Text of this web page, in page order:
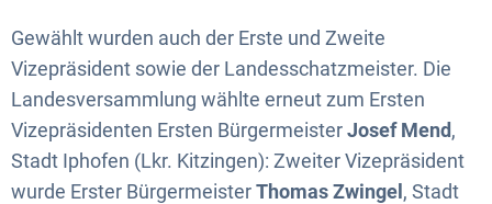
Gewählt wurden auch der Erste und Zweite
Vizepräsident sowie der Landesschatzmeister. Die
Landesversammlung wählte erneut zum Ersten
Vizepräsidenten Ersten BürgermeisterJosef Mend,
Stadt Iphofen (Lkr. Kitzingen): Zweiter Vizepräsident
wurde Erster BürgermeisterThomas Zwingel , Stadt